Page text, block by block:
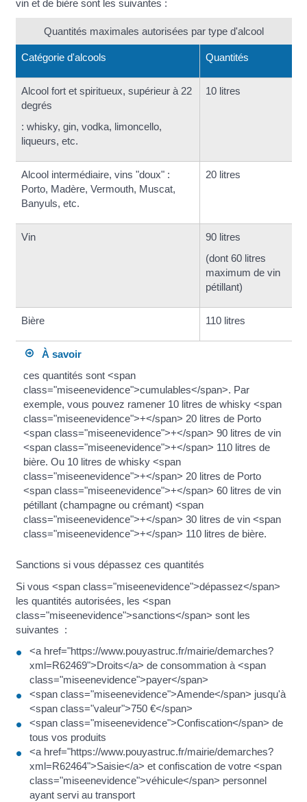
vin et de bière sont les suivantes :
Quantités maximales autorisées par type d'alcool
Catégorie d'alcools Quantités
Alcool fort et spiritueux, supérieur à 22
degrés
: whisky, gin, vodka, limoncello,
liqueurs, etc.
10 litres
Alcool intermédiaire, vins "doux" :
Porto, Madère, Vermouth, Muscat,
Banyuls, etc.
20 litres
Vin
90 litres
(dont 60 litres
maximum de vin
pétillant)
Bière 110 litres
À savoir
ces quantités sont <span
class="miseenevidence">cumulables</span>. Par
exemple, vous pouvez ramener 10 litres de whisky <span
class="miseenevidence">+</span> 20 litres de Porto
<span class="miseenevidence">+</span> 90 litres de vin
<span class="miseenevidence">+</span> 110 litres de
bière. Ou 10 litres de whisky <span
class="miseenevidence">+</span> 20 litres de Porto
<span class="miseenevidence">+</span> 60 litres de vin
pétillant (champagne ou crémant) <span
class="miseenevidence">+</span> 30 litres de vin <span
class="miseenevidence">+</span> 110 litres de bière.
Sanctions si vous dépassez ces quantités
Si vous <span class="miseenevidence">dépassez</span>
les quantités autorisées, les <span
class="miseenevidence">sanctions</span> sont les
suivantes :
<a href="https://www.pouyastruc.fr/mairie/demarches?
xml=R62469">Droits</a> de consommation à <span
class="miseenevidence">payer</span>
<span class="miseenevidence">Amende</span> jusqu'à
<span class="valeur">750 €</span>
<span class="miseenevidence">Confiscation</span> de
tous vos produits
<a href="https://www.pouyastruc.fr/mairie/demarches?
xml=R62464">Saisie</a> et confiscation de votre <span
class="miseenevidence">véhicule</span> personnel
ayant servi au transport